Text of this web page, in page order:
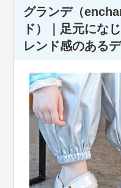
グランデ（
ド）｜足元にな
レンド感のある